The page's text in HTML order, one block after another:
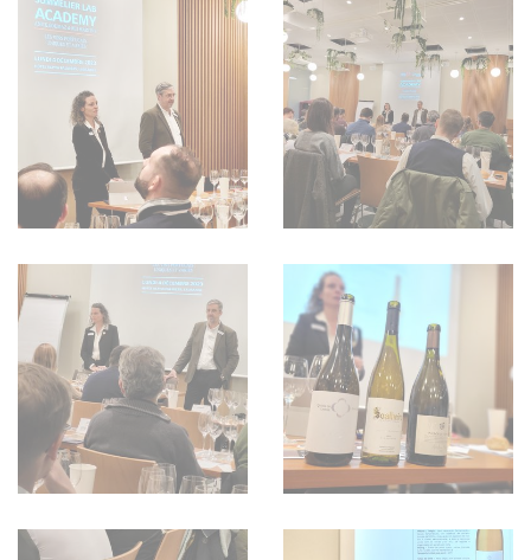
IMPRESSUM
AGB & DATENSCHUTZ
FAQ